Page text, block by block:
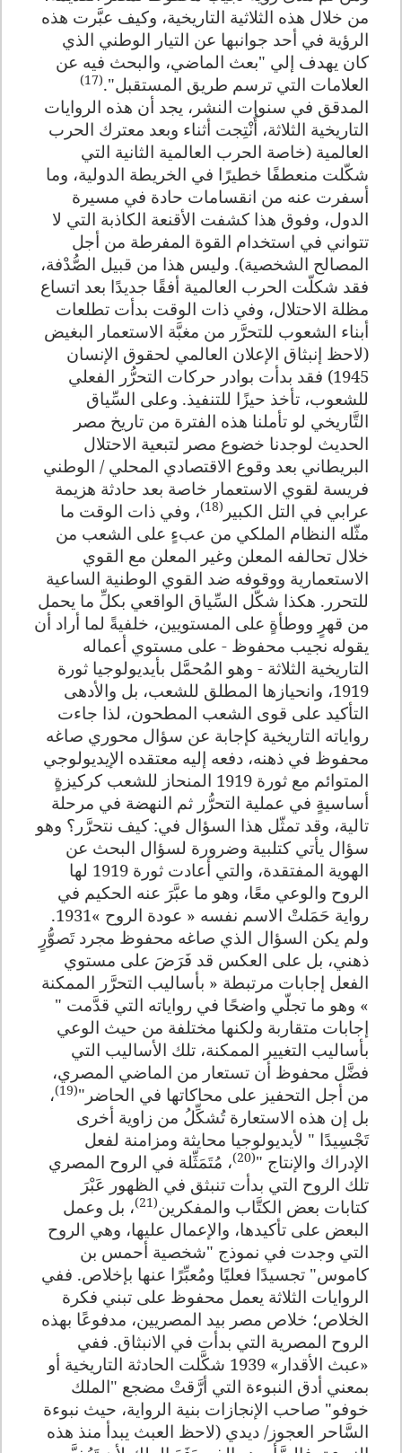
من خلال هذه الثلاثية التاريخية، وكيف عبَّرت هذه
الرؤية في أحد جوانبها عن التيار الوطني الذي
كان يهدف إلي "بعث الماضي، والبحث فيه عن
العلامات التي ترسم طريق المستقبل".(17)
المدقق في سنوات النشر، يجد أن هذه الروايات
التاريخية الثلاثة، أُنْتِجت أثناء وبعد معترك الحرب
العالمية (خاصة الحرب العالمية الثانية التي
شكّلت منعطفًا خطيرًا في الخريطة الدولية، وما
أسفرت عنه من انقسامات حادة في مسيرة
الدول، وفوق هذا كشفت الأقنعة الكاذبة التي لا
تتواني في استخدام القوة المفرطة من أجل
المصالح الشخصية). وليس هذا من قبيل الصُّدْفة،
فقد شكلّت الحرب العالمية أفقًا جديدًا بعد اتساع
مظلة الاحتلال، وفي ذات الوقت بدأت تطلعات
أبناء الشعوب للتحرَّر من مغبَّة الاستعمار البغيض
(لاحظ إنبثاق الإعلان العالمي لحقوق الإنسان
1945) فقد بدأت بوادر حركات التحرُّر الفعلي
للشعوب، تأخذ حيزًا للتنفيذ. وعلى السِّياق
التَّاريخي لو تأملنا هذه الفترة من تاريخ مصر
الحديث لوجدنا خضوع مصر لتبعية الاحتلال
البريطاني بعد وقوع الاقتصادي المحلي / الوطني
فريسة لقوي الاستعمار خاصة بعد حادثة هزيمة
عرابي في التل الكبير (18)
، وفي ذات الوقت ما
مثّله النظام الملكي من عبءٍ على الشعب من
خلال تحالفه المعلن وغير المعلن مع القوي
الاستعمارية ووقوفه ضد القوي الوطنية الساعية
للتحرر. هكذا شكّل السِّياق الواقعي بكلِّ ما يحمل
من قهرٍ ووطأةٍ على المستويين، خلفيةً لما أراد أن
يقوله نجيب محفوظ - على مستوي أعماله
التاريخية الثلاثة - وهو المُحمَّل بأيديولوجيا ثورة
1919، وانحيازها المطلق للشعب، بل والأدهى
التأكيد على قوى الشعب المطحون، لذا جاءت
رواياته التاريخية كإجابة عن سؤال محوري صاغه
محفوظ في ذهنه، دفعه إليه معتقده الإيديولوجي
المتوائم مع ثورة 1919 المنحاز للشعب كركيزةٍ
أساسيةٍ في عملية التحرُّر ثم النهضة في مرحلة
تالية، وقد تمثّل هذا السؤال في: كيف نتحرَّر؟ وهو
سؤال يأتي كتلبية وضرورة لسؤال البحث عن
الهوية المفتقدة، والتي أعادت ثورة 1919 لها
الروح والوعي معًا، وهو ما عبَّرَ عنه الحكيم في
رواية حَمَلتْ الاسم نفسه « عودة الروح »1931
.
ولم يكن السؤال الذي صاغه محفوظ مجرد تَصوُّرٍ
ذهني، بل على العكس قد فَرَضَ على مستوي
الفعل إجابات مرتبطة « بأساليب التحرَّر الممكنة
» وهو ما تجلّي واضحًا في رواياته التي قدَّمت "
إجابات متقاربة ولكنها مختلفة من حيث الوعي
بأساليب التغيير الممكنة، تلك الأساليب التي
فضَّل محفوظ أن تستعار من الماضي المصري،
من أجل التحفيز على محاكاتها في الحاضر"(19)
،
بل إن هذه الاستعارة تُشكِّلُ من زاوية أخرى
تَجْسِيدًا " لأيديولوجيا محايثة ومزامنة لفعل
الإدراك والإنتاج "(20)
، مُتَمَثِّلة في الروح المصري
تلك الروح التي بدأت تنبثق في الظهور عَبْرَ
كتابات بعض الكتَّاب والمفكرين(21)
، بل وعمل
البعض على تأكيدها، والإعمال عليها، وهي الروح
التي وجدت في نموذج "شخصية أحمس بن
كاموس" تجسيدًا فعليًا ومُعبِّرًا عنها بإخلاص. ففي
الروايات الثلاثة يعمل محفوظ على تبني فكرة
الخلاص؛ خلاص مصر بيد المصريين، مدفوعًا بهذه
الروح المصرية التي بدأت في الانبثاق. ففي
«عبث الأقدار» 1939 شكَّلت الحادثة التاريخية أو
بمعني أدق النبوءة التي أرَّقتْ مضجع "الملك
خوفو" صاحب الإنجازات بنية الرواية، حيث نبوءة
السَّاحر العجوز/ ديدي (لاحظ العبث يبدأ منذ هذه